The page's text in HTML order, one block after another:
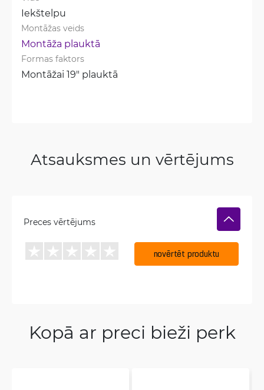
Iekštelpu
Montāžas veids
Montāža plauktā
Formas faktors
Montāžai 19" plauktā
Atsauksmes un vērtējums
Preces vērtējums
novērtēt produktu
Kopā ar preci bieži perk